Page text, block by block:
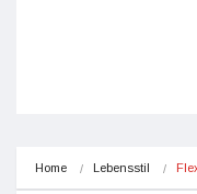
Home Lebensstil